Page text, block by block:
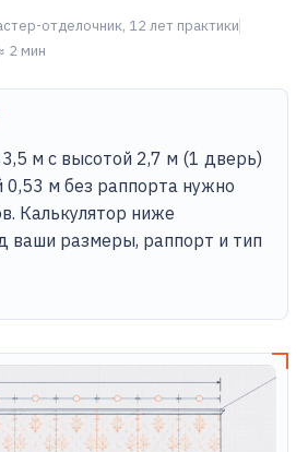
отделочник, 12 лет практики
2 мин
м с высотой 2,7 м (1 дверь)
0,53 м без раппорта нужно
Калькулятор ниже
ваши размеры, раппорт и тип